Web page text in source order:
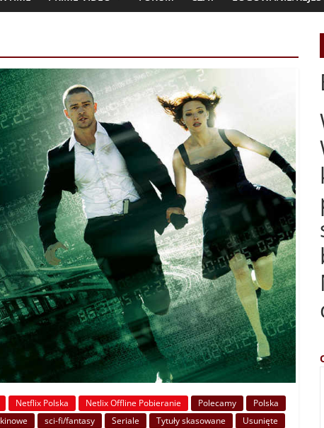
Netflix Polska Netlix Offline Pobieranie Polecamy
Polska
sci-fi/fantasy Seriale Tytuły skasowane Usunięte